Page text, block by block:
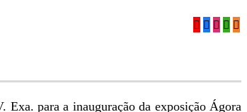
para a inauguração da exposição Ágora